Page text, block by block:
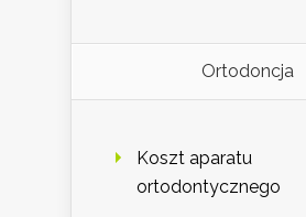
Ortodoncja
Koszt aparatu
ortodontycznego